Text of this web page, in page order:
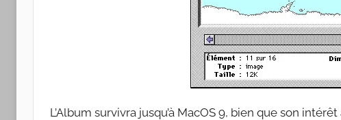
L’Album survivra jusqu’à MacOS 9, bien que son